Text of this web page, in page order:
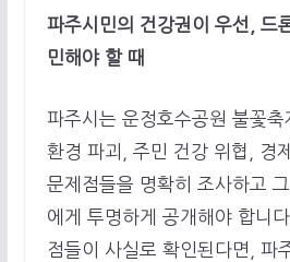
파주시민의 건강권이 우선, 드
민해야 할 때
파주시는 운정호수공원 불꽃
환경 파괴, 주민 건강 위협, 경
문제점들을 명확히 조사하고
에게 투명하게 공개해야 합니
점들이 사실로 확인된다면, 파